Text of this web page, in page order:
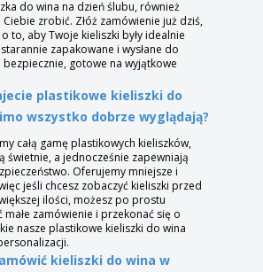
do wina na dzień ślubu, również
zrobić. Złóż zamówienie już dziś,
to, aby Twoje kieliszki były idealnie
zapakowane i wysłane do
bezpiecznie, gotowe na wyjątkowe
plastikowe kieliszki do
wszystko dobrze wyglądają?
całą gamę plastikowych kieliszków,
świetnie, a jednocześnie zapewniają
Oferujemy mniejsze i
jeśli chcesz zobaczyć kieliszki przed
ilości, możesz po prostu
małe zamówienie i przekonać się o
nasze plastikowe kieliszki do wina
kieliszki do wina w